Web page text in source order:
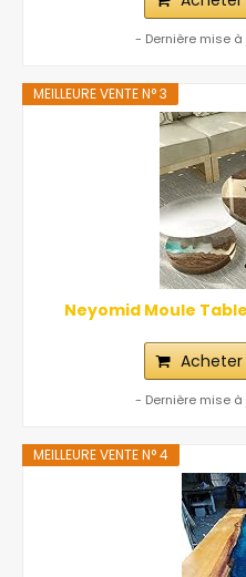
- Dernière mise
MEILLEURE VENTE N° 3
Neyomid Moule
Acheter
- Dernière mise
MEILLEURE VENTE N° 4